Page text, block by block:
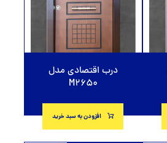
درب اقتصادی مدل
M2650
افزودن به سبد خرید